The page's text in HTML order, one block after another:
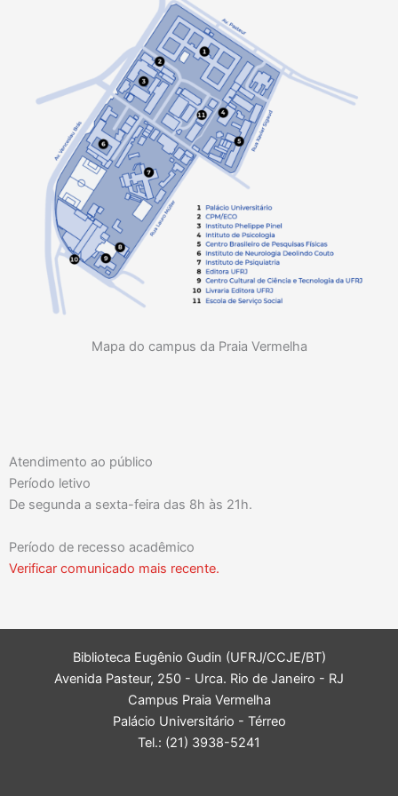
Mapa do campus da Praia Vermelha
Atendimento ao público
Período letivo
De segunda a sexta-feira das 8h às 21h.
Período de recesso acadêmico
Verificar comunicado mais recente.
Biblioteca Eugênio Gudin (UFRJ/CCJE/BT)
Avenida Pasteur, 250 - Urca. Rio de Janeiro - RJ
Campus Praia Vermelha
Palácio Universitário - Térreo
Tel.: (21) 3938-5241